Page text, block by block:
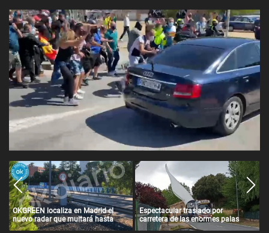
OKGREEN localiza en Madrid el
nuevo radar que multará hasta
con 3.000 euros a los coches más
Espectacular traslado por
carretera de las enormes palas
para un parque eólico de Iberdrola